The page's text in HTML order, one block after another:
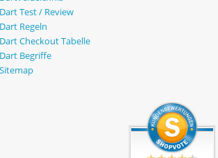
Dart Test / Review
Dart Regeln
Dart Checkout Tabelle
Dart Begriffe
Sitemap